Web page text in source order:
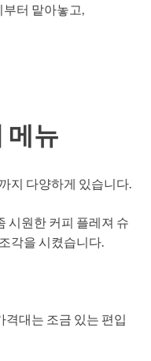
터 맡아놓고,
메뉴
지 다양하게 있습니다.
시원한 커피 플레져 슈
각을 시켰습니다.
격대는 조금 있는 편입